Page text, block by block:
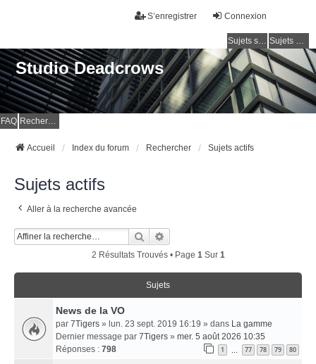
Connexion
S’enregistrer
Sujets sans réponse Sujets actifs
Studio Deadcrows
FAQ Rechercher
Accueil Index du forum Rechercher Sujets actifs
Sujets actifs
Aller à la recherche avancée
Rechercher
2 Résultats Trouvés • Page 1Sur 1
Sujets
News de la VO
par 7Tigers » lun. 23 sept. 2019 16:19 » dans La gamme
Dernier message par 7Tigers » mer. 5 août 2026 10:35
Réponses : 798 1 77 78 79 80